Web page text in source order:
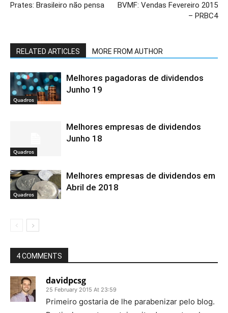
Prates: Brasileiro não pensa
BVMF: Vendas Fevereiro 2015
– PRBC4
RELATED ARTICLES MORE FROM AUTHOR
Quadros
Melhores pagadoras de dividendos
Junho 19
Quadros
Melhores empresas de dividendos
Junho 18
Quadros
Melhores empresas de dividendos em
Abril de 2018
4 COMMENTS
davidpcsg
25 February 2015 At 23:59
Primeiro gostaria de lhe parabenizar pelo blog.